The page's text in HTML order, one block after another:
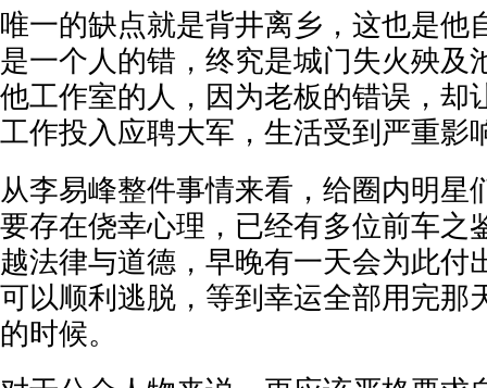
唯一的缺点就是背井离乡，这也是他
是一个人的错，终究是城门失火殃及
他工作室的人，因为老板的错误，却
工作投入应聘大军，生活受到严重影
从李易峰整件事情来看，给圈内明星
要存在侥幸心理，已经有多位前车之
越法律与道德，早晚有一天会为此付
可以顺利逃脱，等到幸运全部用完那
的时候。